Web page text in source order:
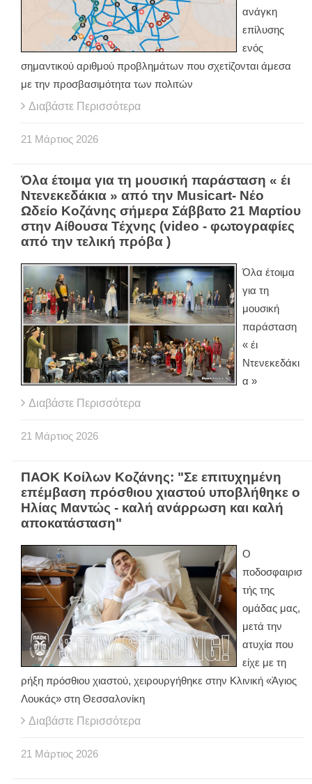
ανάγκη
επίλυσης
ενός
σημαντικού αριθμού προβλημάτων που σχετίζονται άμεσα
με την προσβασιμότητα των πολιτών
Διαβάστε Περισσότερα
21 Μάρτιος 2026
Όλα έτοιμα για τη μουσική παράσταση « έι
Ντενεκεδάκια » από την Musicart- Νέο
Ωδείο Κοζάνης σήμερα Σάββατο 21 Μαρτίου
στην Αίθουσα Τέχνης (video - φωτογραφίες
από την τελική πρόβα )
Όλα έτοιμα
για τη
μουσική
παράσταση
« έι
Ντενεκεδάκι
α »
Διαβάστε Περισσότερα
21 Μάρτιος 2026
ΠΑΟΚ Κοίλων Κοζάνης: "Σε επιτυχημένη
επέμβαση πρόσθιου χιαστού υποβλήθηκε ο
Ηλίας Μαντώς - καλή ανάρρωση και καλή
αποκατάσταση"
Ο
ποδοσφαιρισ
τής της
ομάδας μας,
μετά την
ατυχία που
είχε με τη
ρήξη πρόσθιου χιαστού, χειρουργήθηκε στην Κλινική «Άγιος
Λουκάς» στη Θεσσαλονίκη
Διαβάστε Περισσότερα
21 Μάρτιος 2026